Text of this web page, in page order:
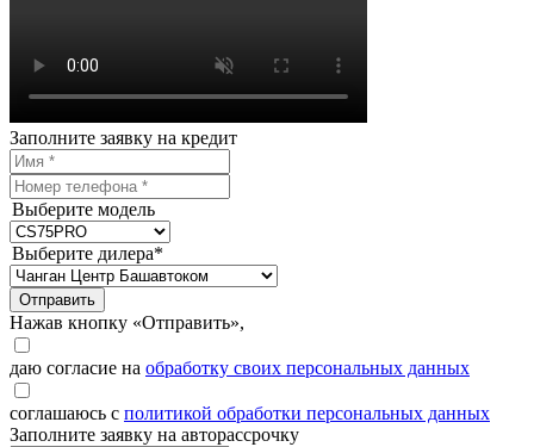
Заполните заявку на кредит
Выберите модель
Выберите дилера*
Отправить
Нажав кнопку «Отправить»,
даю согласие на обработку своих персональных данных
соглашаюсь с политикой обработки персональных данных
Заполните заявку на авторассрочку